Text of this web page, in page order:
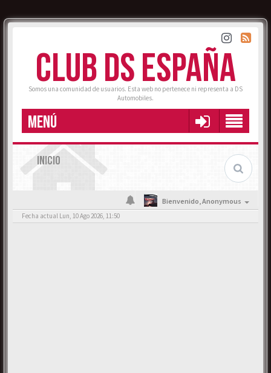
CLUB DS ESPAÑA
Somos una comunidad de usuarios. Esta web no pertenece ni representa a DS
Automobiles.
MENÚ
INICIO
Bienvenido,Anonymous
Fecha actual Lun, 10 Ago 2026, 11:50